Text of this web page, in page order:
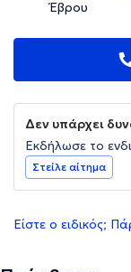
Έβρου
Δεν υπάρχει
Εκδήλωσε το
Στείλε αίτημα
Είστε ο ειδικός;